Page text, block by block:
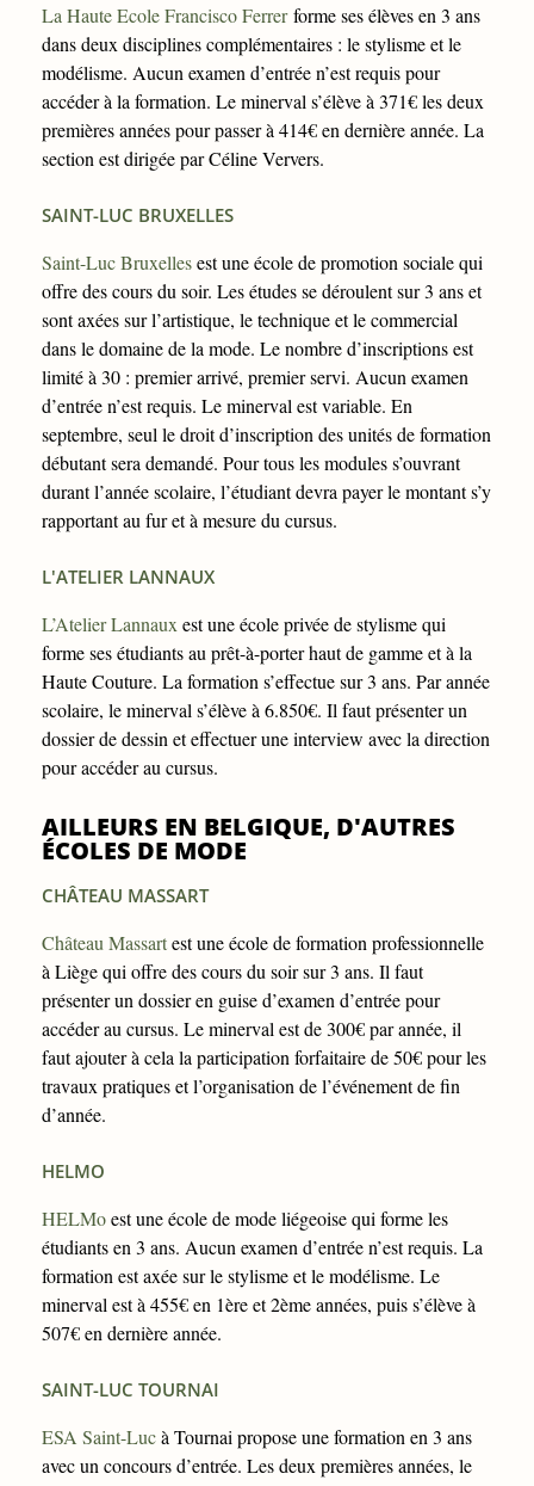
La Haute Ecole Francisco Ferrerforme ses élèves en 3 ans
dans deux disciplines complémentaires : le stylisme et le
modélisme. Aucun examen d’entrée n’est requis pour
accéder à la formation. Le minerval s’élève à 371€ les deux
premières années pour passer à 414€ en dernière année. La
section est dirigée par Céline Ververs.
SAINT-LUC BRUXELLES
Saint-Luc Bruxellesest une école de promotion sociale qui
offre des cours du soir. Les études se déroulent sur 3 ans et
sont axées sur l’artistique, le technique et le commercial
dans le domaine de la mode. Le nombre d’inscriptions est
limité à 30 : premier arrivé, premier servi. Aucun examen
d’entrée n’est requis. Le minerval est variable. En
septembre, seul le droit d’inscription des unités de formation
débutant sera demandé. Pour tous les modules s’ouvrant
durant l’année scolaire, l’étudiant devra payer le montant s’y
rapportant au fur et à mesure du cursus.
L'ATELIER LANNAUX
L’Atelier Lannaux est une école privée de stylisme qui
forme ses étudiants au prêt-à-porter haut de gamme et à la
Haute Couture. La formation s’effectue sur 3 ans. Par année
scolaire, le minerval s’élève à 6.850€. Il faut présenter un
dossier de dessin et effectuer une interview avec la direction
pour accéder au cursus.
AILLEURS EN BELGIQUE, D'AUTRES
ÉCOLES DE MODE
CHÂTEAU MASSART
Château Massartest une école de formation professionnelle
à Liège qui offre des cours du soir sur 3 ans. Il faut
présenter un dossier en guise d’examen d’entrée pour
accéder au cursus. Le minerval est de 300€ par année, il
faut ajouter à cela la participation forfaitaire de 50€ pour les
travaux pratiques et l’organisation de l’événement de fin
d’année.
HELMO
HELMoest une école de mode liégeoise qui forme les
étudiants en 3 ans. Aucun examen d’entrée n’est requis. La
formation est axée sur le stylisme et le modélisme. Le
minerval est à 455€ en 1ère et 2ème années, puis s’élève à
507€ en dernière année.
SAINT-LUC TOURNAI
ESA Saint-Lucà Tournai propose une formation en 3 ans
avec un concours d’entrée. Les deux premières années, le